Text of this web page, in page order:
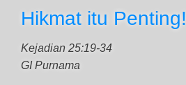
Hikmat itu Penting!
Kejadian 25:19-34
GI Purnama